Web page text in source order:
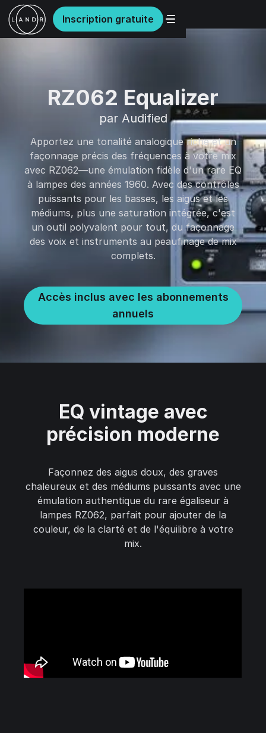
Inscription gratuite
RZ062 Equalizer
par Audified
Apportez une tonalité analogique riche et un
façonnage précis des fréquences à votre mix
avec RZ062—une émulation fidèle d'un rare EQ
à lampes des années 1960. Avec des contrôles
puissants pour les basses, les aigus et les
médiums, plus une saturation intégrée, c'est
un outil polyvalent pour tout, du façonnage
des voix et instruments au peaufinage de mix
complets.
Accès inclus avec les abonnements
annuels
EQ vintage avec
précision moderne
Façonnez des aigus doux, des graves
chaleureux et des médiums puissants avec une
émulation authentique du rare égaliseur à
lampes RZ062, parfait pour ajouter de la
couleur, de la clarté et de l'équilibre à votre
mix.